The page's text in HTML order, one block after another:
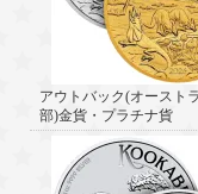
アウトバック(オースト
部)金貨・プラチナ貨